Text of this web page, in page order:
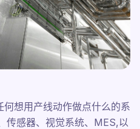
想用产线动作做点什么的系
传感器、视觉系统、MES,以